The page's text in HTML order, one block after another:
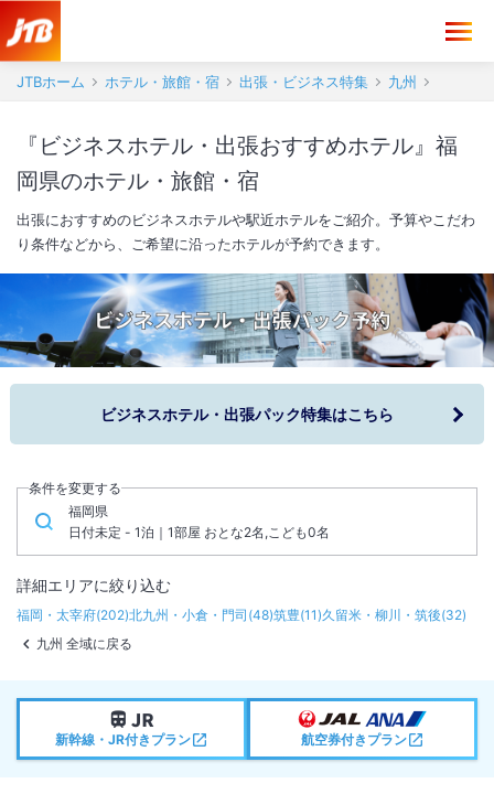
JTBホーム ホテル・旅館・宿 出張・ビジネス特集 九州
『ビジネスホテル・出張おすすめホテル』福
岡県のホテル・旅館・宿
出張におすすめのビジネスホテルや駅近ホテルをご紹介。予算やこだわ
り条件などから、ご希望に沿ったホテルが予約できます。
ビジネスホテル・出張パック特集はこちら
条件を変更する
福岡県
日付未定 - 1泊｜1部屋 おとな2名,こども0名
詳細エリアに絞り込む
福岡・太宰府(202)北九州・小倉・門司 (48)筑豊(11)久留米・柳川・筑後(32)
九州 全域に戻る
新幹線・JR付きプラン 航空券付きプラン